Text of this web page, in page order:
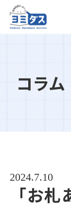
コラム
2024.7.10
「お札